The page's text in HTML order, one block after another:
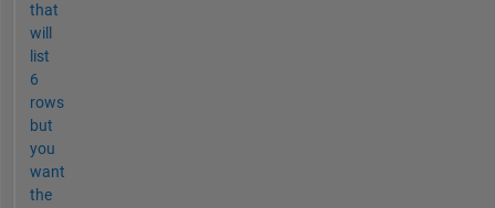
that
will
list
6
rows
but
you
want
the